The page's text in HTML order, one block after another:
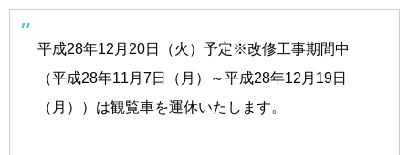
平成28年12月20日（火）予定※改修工事期間中
（平成28年11月7日（月）～平成28年12月19日
（月））は観覧車を運休いたします。